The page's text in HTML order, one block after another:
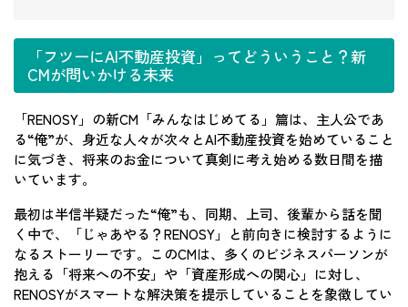
「フツーにAI不動産投資」ってどういうこと？新
CMが問いかける未来
「RENOSY」の新CM「みんなはじめてる」篇は、主人公であ
る“俺”が、身近な人々が次々とAI不動産投資を始めていること
に気づき、将来のお金について真剣に考え始める数日間を描
いています。
最初は半信半疑だった“俺”も、同期、上司、後輩から話を聞
く中で、「じゃあやる？RENOSY」と前向きに検討するように
なるストーリーです。このCMは、多くのビジネスパーソンが
抱える「将来への不安」や「資産形成への関心」に対し、
RENOSYがスマートな解決策を提示していることを象徴してい